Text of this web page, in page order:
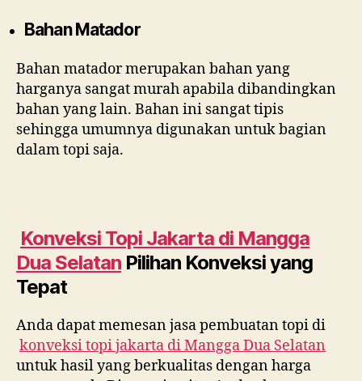
Bahan Matador
Bahan matador merupakan bahan yang
harganya sangat murah apabila dibandingkan
bahan yang lain. Bahan ini sangat tipis
sehingga umumnya digunakan untuk bagian
dalam topi saja.
Konveksi Topi Jakarta di Mangga
Dua Selatan Pilihan Konveksi yang
Tepat
Anda dapat memesan jasa pembuatan topi di
konveksi topi jakarta diMangga Dua Selatan
untuk hasil yang berkualitas dengan harga